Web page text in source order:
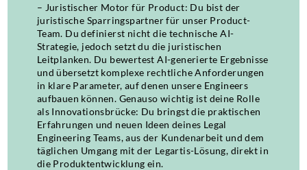
– Juristischer Motor für Product: Du bist der
juristische Sparringspartner für unser Product-
Team. Du definierst nicht die technische AI-
Strategie, jedoch setzt du die juristischen
Leitplanken. Du bewertest AI-generierte Ergebnisse
und übersetzt komplexe rechtliche Anforderungen
in klare Parameter, auf denen unsere Engineers
aufbauen können. Genauso wichtig ist deine Rolle
als Innovationsbrücke: Du bringst die praktischen
Erfahrungen und neuen Ideen deines Legal
Engineering Teams, aus der Kundenarbeit und dem
täglichen Umgang mit der Legartis-Lösung, direkt in
die Produktentwicklung ein.